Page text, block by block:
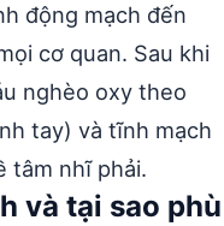
động mạch đến
cơ quan. Sau khi
nghèo oxy theo
tay) và tĩnh mạch
tâm nhĩ phải.
và tại sao phù